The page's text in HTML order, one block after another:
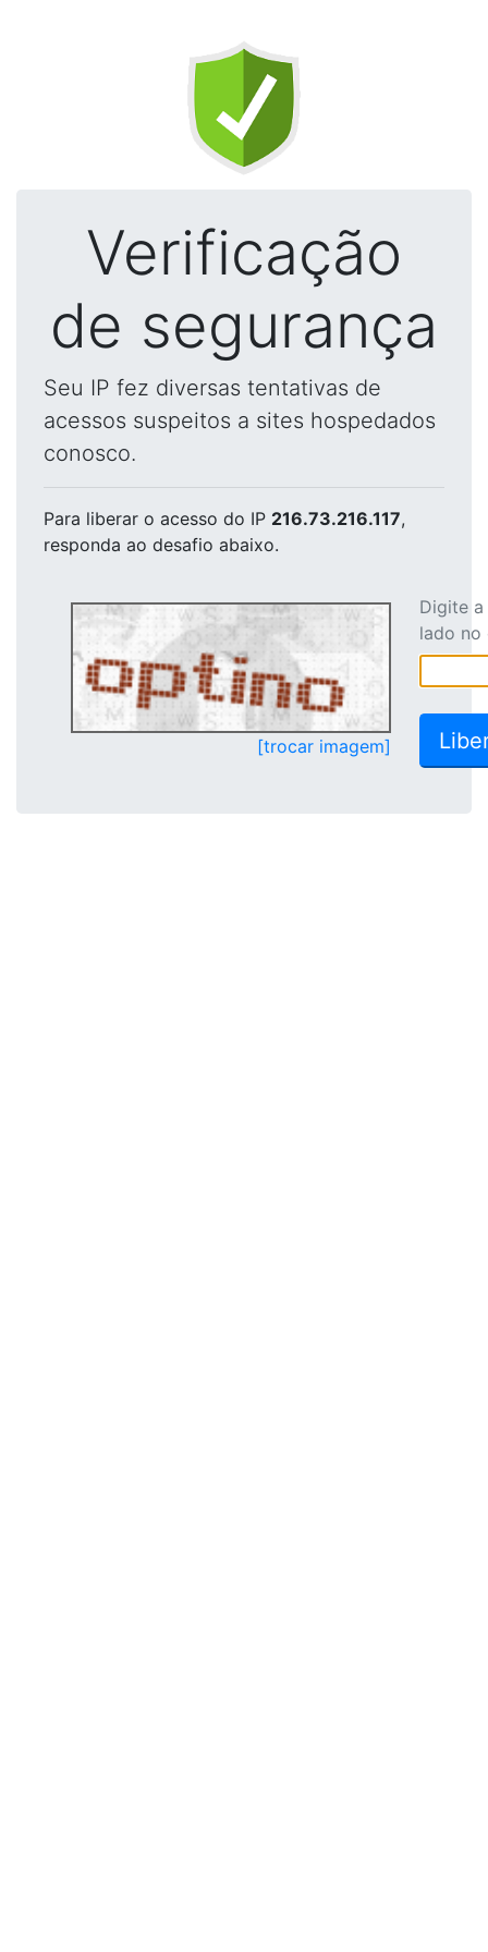
Verificação
de segurança
Seu IP fez diversas tentativas de
acessos suspeitos a sites hospedados
conosco.
Para liberar o acesso do IP 216.73.216.117,
responda ao desafio abaixo.
[trocar imagem]
Digite
lado no